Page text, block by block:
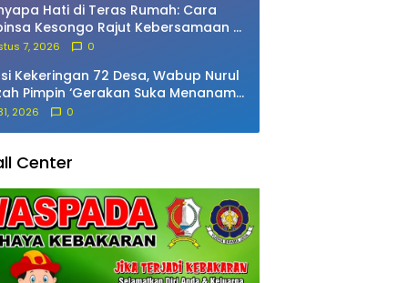
Hati di Teras Rumah: Cara
Kesongo Rajut Kebersamaan di
129 Bojonegoro
7, 2026 0
Kekeringan 72 Desa, Wabup Nurul
Pimpin ‘Gerakan Suka Menanam’
2026 0
Center